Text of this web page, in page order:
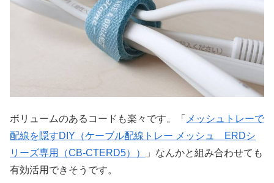
ボリュームのあるコードも楽々です。「 メッシュトレーで
配線を隠すDIY（ケーブル配線トレー メッシュ ERDシ
リーズ専用（CB-CTERD5））
」なんかと組み合わせても
有効活用できそうです。